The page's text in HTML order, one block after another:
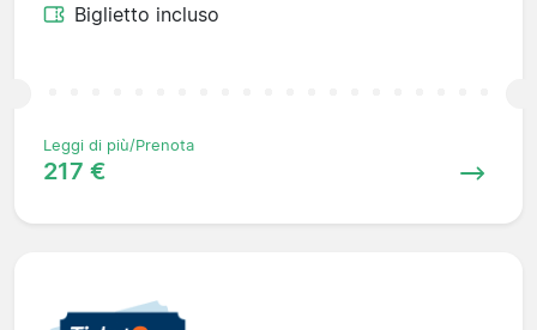
Biglietto incluso
Leggi di più/Prenota
217 €